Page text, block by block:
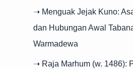
➝ Menguak Jejak Kuno:
dan Hubungan Awal
Warmadewa
➝ Raja Marhum (w. 1486):